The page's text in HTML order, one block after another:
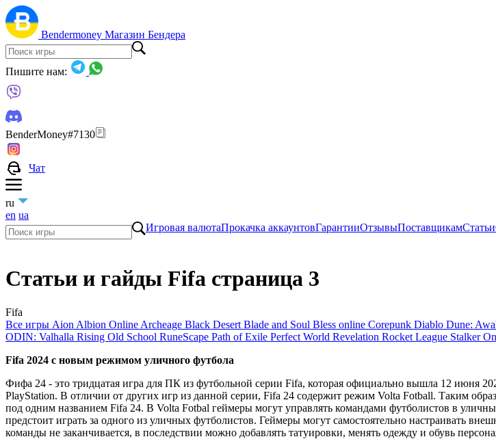
Bendermoney Магазин Бендера
Пишите нам:
BenderMoney#7130
Чат
ru
en ua
Игровая валютаПрокачка аккаунтовГарантииОтзывыПоставщикамСтатьи
Статьи и гайды Fifa страница 3
Fifa
Все игры Aion Albion Online Archeage Black Desert Blade and Soul Bless online Corepunk Diablo Dune:
ODIN: Valhalla Rising Old School RuneScape Path of Exile Perfect World Revelation Rocket League Stalker
Fifa 2024 с новым режимом уличного футбола
Фифа 24 - это тридцатая игра для ПК из футбольной серии Fifa, которая официально вышла 12 июня
PlayStation. В отличии от других игр из данной серии, Fifa 24 содержит режим Volta Fotball. Таким
под одним названием Fifa 24. В Volta Fotbal геймеры могут управлять командами футболистов в
предстоит играть за одного из уличных футболистов. Геймеры могут самостоятельно настраивать
команды не заканчивается, в последствии можно добавлять татуировки, менять одежду и обувь